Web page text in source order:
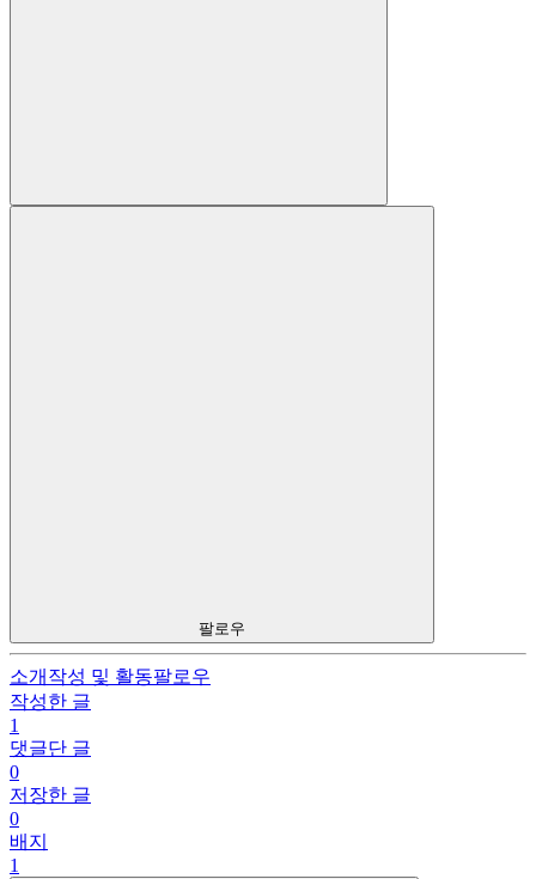
팔로우
소개 작성 및 활동팔로우
작성한 글
1
댓글단 글
0
저장한 글
0
배지
1